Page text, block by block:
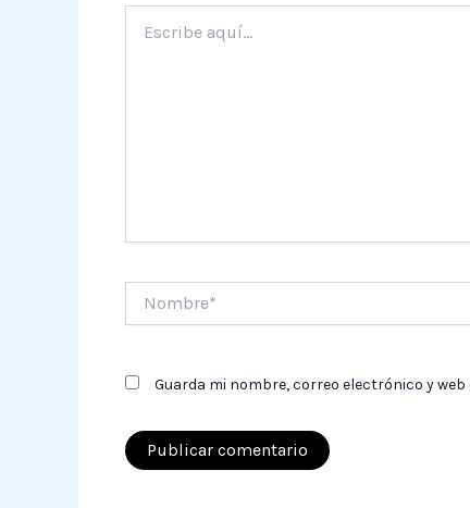
aquí...
Guarda mi nombre, correo electrónico y